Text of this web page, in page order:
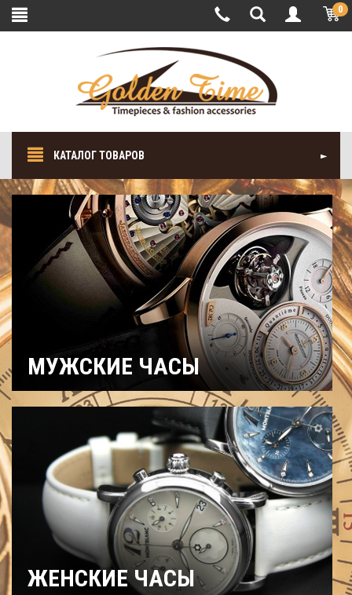
0
КАТАЛОГ ТОВАРОВ
МУЖСКИЕ ЧАСЫ
Рыбацкие
Охотничьи
Механические
Кварцевые
Хронографы
Электронные
Спортивные
Карманные
Дайверские Скелетоны
ЖЕНСКИЕ ЧАСЫ